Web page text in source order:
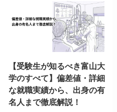
【受験生が知るべき富山大
学のすべて】偏差値・詳細
な就職実績から、出身の有
名人まで徹底解説！